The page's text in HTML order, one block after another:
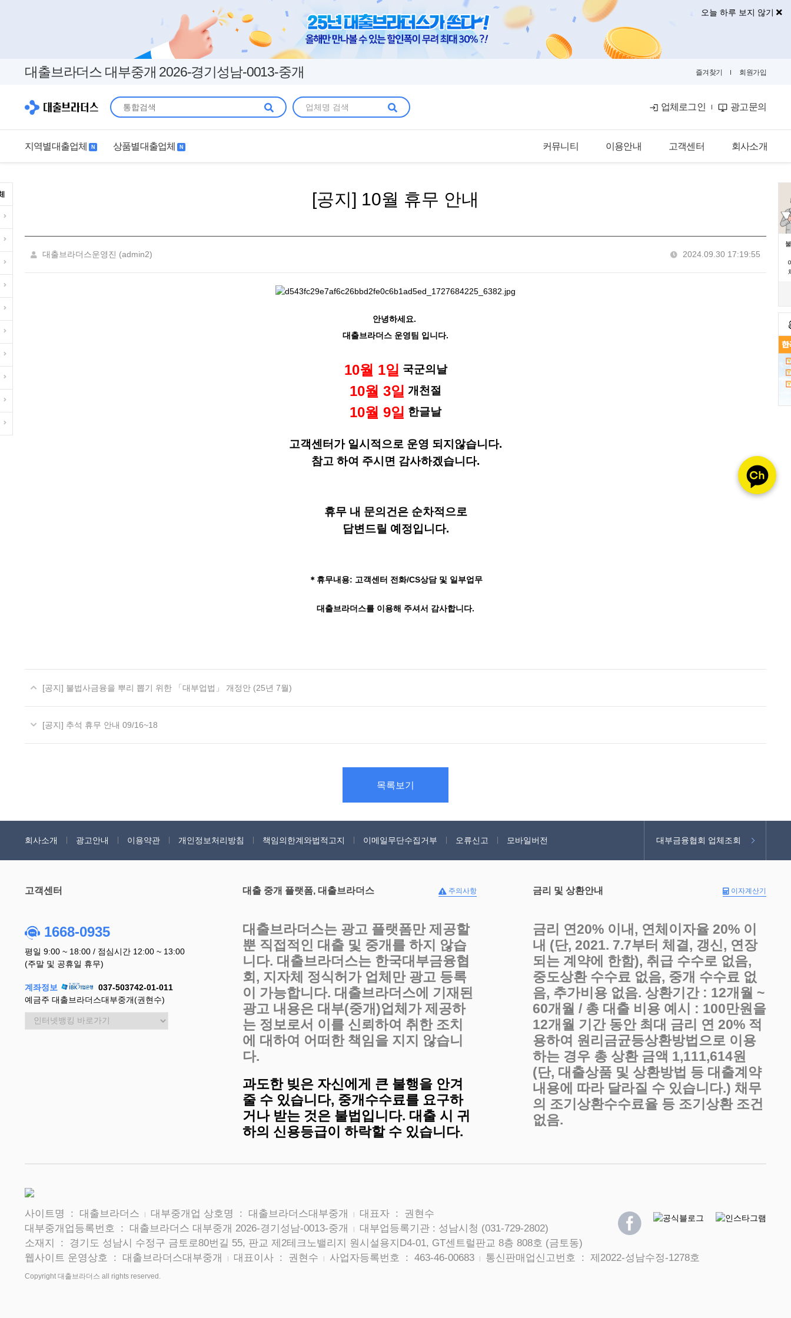
오늘 하루 보지 않기
대출브라더스 대부중개 2026-경기성남-0013-중개 즐겨찾기 회원가입
업체로그인 광고문의
지역별대출업체 N 상품별대출업체 N 커뮤니티 이용안내 고객센터 회사소개
광고제휴문의
[공지] 10월 휴무 안내
대출브라더스운영진 (admin2) 2024.09.30 17:19:55
안녕하세요.
대출브라더스 운영팀 입니다.
10월 1일 국군의날
10월 3일 개천절
10월 9일 한글날
고객센터가 일시적으로 운영 되지않습니다.
참고 하여 주시면 감사하겠습니다.
휴무 내 문의건은 순차적으로
답변드릴 예정입니다.
＊휴무내용: 고객센터 전화/CS상담 및 일부업무
대출브라더스를 이용해 주셔서 감사합니다.
[공지] 불법사금융을 뿌리 뽑기 위한 「대부업법」 개정안 (25년 7월)
[공지] 추석 휴무 안내 09/16~18
목록보기
회사소개 광고안내 이용약관 개인정보처리방침 책임의한계와법적고지 이메일무단수집거부 오류신고 모바일버전 대부금융협회 업체조회
고객센터
1668-0935
평일 9:00 ~ 18:00 / 점심시간 12:00 ~ 13:00
(주말 및 공휴일 휴무)
계좌정보
037-503742-01-011
예금주 대출브라더스대부중개(권현수)
대출 중개 플랫폼, 대출브라더스 주의사항
대출브라더스는 광고 플랫폼만 제공할
뿐 직접적인 대출 및 중개를 하지 않습
니다. 대출브라더스는 한국대부금융협
회, 지자체 정식허가 업체만 광고 등록
이 가능합니다. 대출브라더스에 기재된
광고 내용은 대부(중개)업체가 제공하
는 정보로서 이를 신뢰하여 취한 조치
에 대하여 어떠한 책임을 지지 않습니
다.
과도한 빚은 자신에게 큰 불행을 안겨
줄 수 있습니다, 중개수수료를 요구하
거나 받는 것은 불법입니다. 대출 시 귀
하의 신용등급이 하락할 수 있습니다.
금리 및 상환안내 이자계산기
금리 연20% 이내, 연체이자율 20% 이
내 (단, 2021. 7.7부터 체결, 갱신, 연장
되는 계약에 한함), 취급 수수로 없음,
중도상환 수수료 없음, 중개 수수료 없
음, 추가비용 없음. 상환기간 : 12개월 ~
60개월 / 총 대출 비용 예시 : 100만원을
12개월 기간 동안 최대 금리 연 20% 적
용하여 원리금균등상환방법으로 이용
하는 경우 총 상환 금액 1,111,614원
(단, 대출상품 및 상환방법 등 대출계약
내용에 따라 달라질 수 있습니다.) 채무
의 조기상환수수료율 등 조기상환 조건
없음.
사이트명 : 대출브라더스 | 대부중개업 상호명 : 대출브라더스대부중개 |
대표자 : 권현수
대부중개업등록번호 : 대출브라더스 대부중개 2026-경기성남-0013-중개
|
대부업등록기관 : 성남시청 (031-729-2802)
소재지 : 경기도 성남시 수정구 금토로80번길 55, 판교 제2테크노밸리지 원시설용지D4-01, GT센트럴판교 8층 808호 (금토동)
웹사이트 운영상호 : 대출브라더스대부중개
| 대표이사 : 권현수 | 사업자등록번호 : 463-46-00683 | 통신판매업신고번호 : 제2022-성남수정-1278호
Copyright 대출브라더스 all rights reserved.